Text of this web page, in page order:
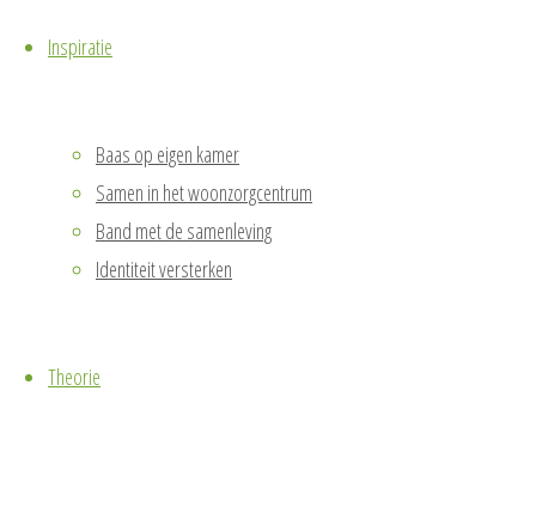
Inspiratie
Baas op eigen kamer
Samen in het woonzorgcentrum
Band met de samenleving
Identiteit versterken
Theorie